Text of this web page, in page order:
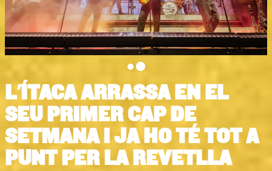
Diapositiva 2 de 2: LA M.O.D.A., el 20 de juny a ÍTACA | © Txus
L'ÍTACA ARRASSA EN EL
SEU PRIMER CAP DE
SETMANA I JA HO TÉ TOT A
PUNT PER LA REVETLLA